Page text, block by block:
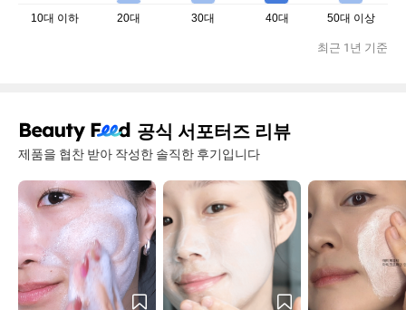
10대 이하 20대 30대 40대 50대 이상
최근 1년 기준
공식 서포터즈 리뷰
제품을 협찬 받아 작성한 솔직한 후기입니다